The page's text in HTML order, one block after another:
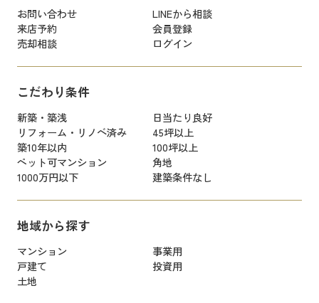
お問い合わせ
LINEから相談
来店予約
会員登録
売却相談
ログイン
こだわり条件
新築・築浅
日当たり良好
リフォーム・リノベ済み
45坪以上
築10年以内
100坪以上
ペット可マンション
角地
1000万円以下
建築条件なし
地域から探す
マンション
事業用
戸建て
投資用
土地